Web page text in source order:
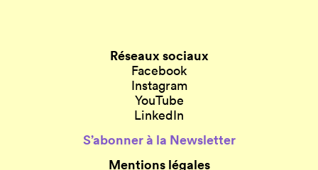
Réseaux sociaux
Facebook
Instagram
YouTube
LinkedIn
S’abonner à la Newsletter
Mentions légales